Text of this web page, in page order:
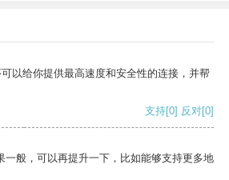
以给你提供最高速度和安全性的连接，并帮
支持[0] 反对[0]
一般，可以再提升一下，比如能够支持更多地